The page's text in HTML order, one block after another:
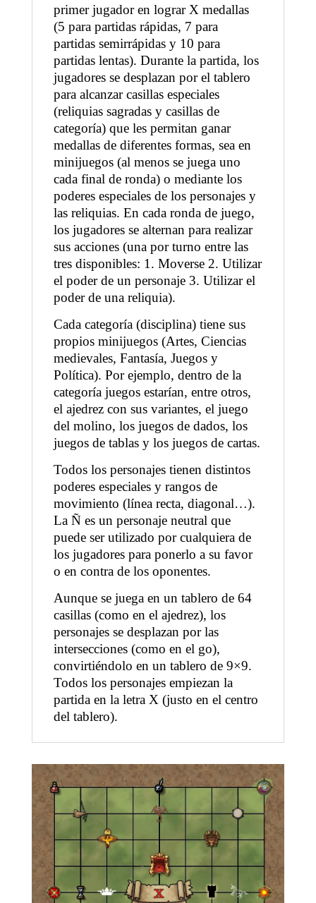
primer jugador en lograr X medallas
(5 para partidas rápidas, 7 para
partidas semirrápidas y 10 para
partidas lentas). Durante la partida, los
jugadores se desplazan por el tablero
para alcanzar casillas especiales
(reliquias sagradas y casillas de
categoría) que les permitan ganar
medallas de diferentes formas, sea en
minijuegos (al menos se juega uno
cada final de ronda) o mediante los
poderes especiales de los personajes y
las reliquias. En cada ronda de juego,
los jugadores se alternan para realizar
sus acciones (una por turno entre las
tres disponibles: 1. Moverse 2. Utilizar
el poder de un personaje 3. Utilizar el
poder de una reliquia).
Cada categoría (disciplina) tiene sus
propios minijuegos (Artes, Ciencias
medievales, Fantasía, Juegos y
Política). Por ejemplo, dentro de la
categoría juegos estarían, entre otros,
el ajedrez con sus variantes, el juego
del molino, los juegos de dados, los
juegos de tablas y los juegos de cartas.
Todos los personajes tienen distintos
poderes especiales y rangos de
movimiento (línea recta, diagonal…).
La Ñ es un personaje neutral que
puede ser utilizado por cualquiera de
los jugadores para ponerlo a su favor
o en contra de los oponentes.
Aunque se juega en un tablero de 64
casillas (como en el ajedrez), los
personajes se desplazan por las
intersecciones (como en el go),
convirtiéndolo en un tablero de 9×9.
Todos los personajes empiezan la
partida en la letra X (justo en el centro
del tablero).